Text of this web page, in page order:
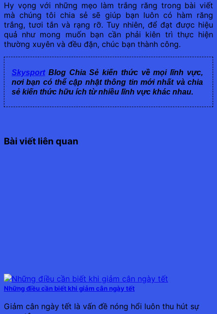
Hy vọng với những mẹo làm trắng răng trong bài viết
mà chúng tôi chia sẻ sẽ giúp bạn luôn có hàm răng
trắng, tươi tắn và rạng rỡ. Tuy nhiên, để đạt được hiệu
quả như mong muốn bạn cần phải kiên trì thực hiện
thường xuyên và đều đặn, chúc bạn thành công.
SkysportBlog Chia Sẻ kiến thức về mọi lĩnh vực,
nơi bạn có thể cập nhật thông tin mới nhất và chia
sẻ kiến thức hữu ích từ nhiều lĩnh vực khác nhau.
Bài viết liên quan
Những điều cần biết khi giảm cân ngày tết
Giảm cân ngày tết là vấn đề nóng hổi luôn thu hút sự